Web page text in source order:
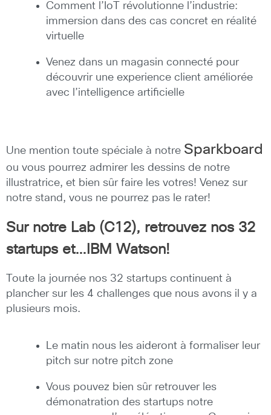
Comment l’IoT révolutionne l’industrie:
immersion dans des cas concret en réalité
virtuelle
Venez dans un magasin connecté pour
découvrir une experience client améliorée
avec l’intelligence artificielle
Une mention toute spéciale à notre Sparkboard
ou vous pourrez admirer les dessins de notre
illustratrice, et bien sûr faire les votres! Venez sur
notre stand, vous ne pourrez pas le rater!
Sur notre Lab (C12), retrouvez nos 32
startups et…IBM Watson!
Toute la journée nos 32 startups continuent à
plancher sur les 4 challenges que nous avons il y a
plusieurs mois.
Le matin nous les aideront à formaliser leur
pitch sur notre pitch zone
Vous pouvez bien sûr retrouver les
démonatration des startups notre